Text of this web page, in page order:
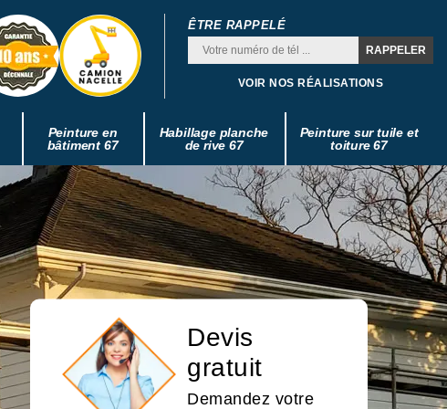
ÊTRE RAPPELÉ
VOIR NOS RÉALISATIONS
Peinture en
bâtiment 67
Habillage planche
de rive 67
Peinture sur tuile et
toiture 67
Devis
gratuit
Demandez votre